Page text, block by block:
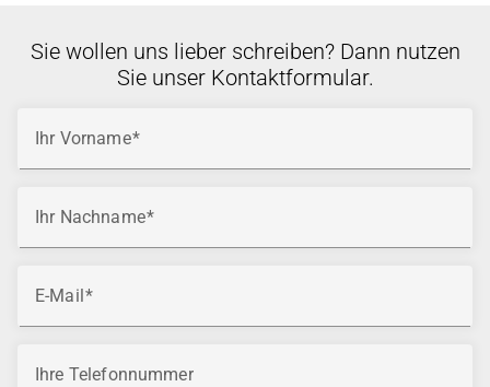
Sie wollen uns lieber schreiben? Dann nutzen
Sie unser Kontaktformular.
Ihr Vorname
Ihr Nachname
E-Mail
Ihre Telefonnummer